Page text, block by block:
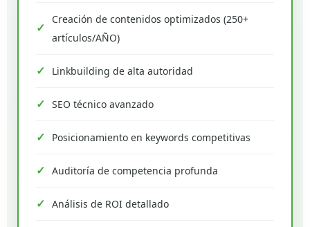
Creación de contenidos optimizados (250+
artículos/AÑO)
Linkbuilding de alta autoridad
SEO técnico avanzado
Posicionamiento en keywords competitivas
Auditoría de competencia profunda
Análisis de ROI detallado